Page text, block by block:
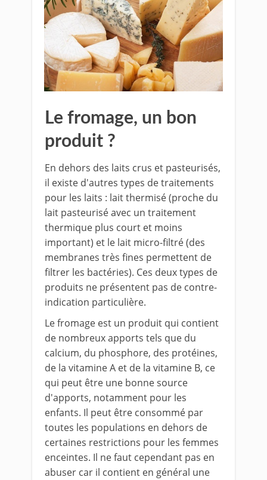
Le fromage, un bon
produit ?
En dehors des laits crus et pasteurisés,
il existe d'autres types de traitements
pour les laits : lait thermisé (proche du
lait pasteurisé avec un traitement
thermique plus court et moins
important) et le lait micro-filtré (des
membranes très fines permettent de
filtrer les bactéries). Ces deux types de
produits ne présentent pas de contre-
indication particulière.
Le fromage est un produit qui contient
de nombreux apports tels que du
calcium, du phosphore, des protéines,
de la vitamine A et de la vitamine B, ce
qui peut être une bonne source
d'apports, notamment pour les
enfants. Il peut être consommé par
toutes les populations en dehors de
certaines restrictions pour les femmes
enceintes. Il ne faut cependant pas en
abuser car il contient en général une